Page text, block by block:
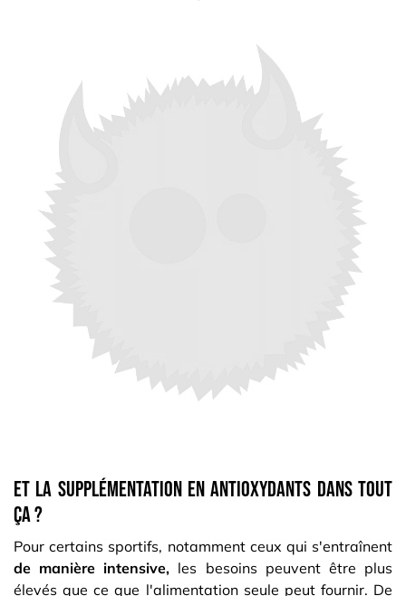
Et la supplémentation en antioxydants dans tout
ça ?
Pour certains sportifs, notamment ceux qui s'entraînent
de manière intensive, les besoins peuvent être plus
élevés que ce que l'alimentation seule peut fournir. De